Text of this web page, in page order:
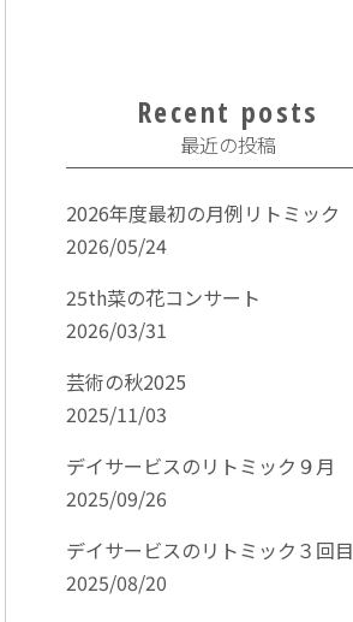
Recent posts
最近の投稿
2026年度最初の月例リトミック
2026/05/24
25th菜の花コンサート
2026/03/31
芸術の秋2025
2025/11/03
デイサービスのリトミック９月
2025/09/26
デイサービスのリトミック３回目
2025/08/20